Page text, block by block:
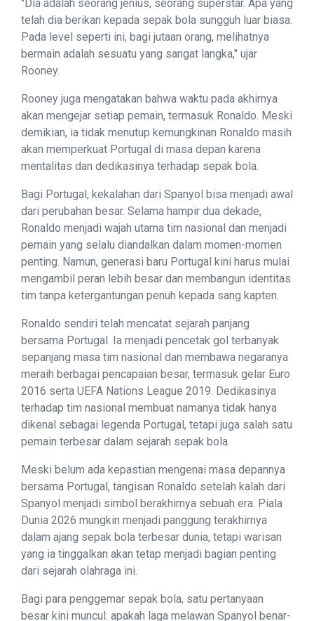
"Dia adalah seorang jenius, seorang superstar. Apa yang
telah dia berikan kepada sepak bola sungguh luar biasa.
Pada level seperti ini, bagi jutaan orang, melihatnya
bermain adalah sesuatu yang sangat langka," ujar
Rooney.
Rooney juga mengatakan bahwa waktu pada akhirnya
akan mengejar setiap pemain, termasuk Ronaldo. Meski
demikian, ia tidak menutup kemungkinan Ronaldo masih
akan memperkuat Portugal di masa depan karena
mentalitas dan dedikasinya terhadap sepak bola.
Bagi Portugal, kekalahan dari Spanyol bisa menjadi awal
dari perubahan besar. Selama hampir dua dekade,
Ronaldo menjadi wajah utama tim nasional dan menjadi
pemain yang selalu diandalkan dalam momen-momen
penting. Namun, generasi baru Portugal kini harus mulai
mengambil peran lebih besar dan membangun identitas
tim tanpa ketergantungan penuh kepada sang kapten.
Ronaldo sendiri telah mencatat sejarah panjang
bersama Portugal. Ia menjadi pencetak gol terbanyak
sepanjang masa tim nasional dan membawa negaranya
meraih berbagai pencapaian besar, termasuk gelar Euro
2016 serta UEFA Nations League 2019. Dedikasinya
terhadap tim nasional membuat namanya tidak hanya
dikenal sebagai legenda Portugal, tetapi juga salah satu
pemain terbesar dalam sejarah sepak bola.
Meski belum ada kepastian mengenai masa depannya
bersama Portugal, tangisan Ronaldo setelah kalah dari
Spanyol menjadi simbol berakhirnya sebuah era. Piala
Dunia 2026 mungkin menjadi panggung terakhirnya
dalam ajang sepak bola terbesar dunia, tetapi warisan
yang ia tinggalkan akan tetap menjadi bagian penting
dari sejarah olahraga ini.
Bagi para penggemar sepak bola, satu pertanyaan
besar kini muncul: apakah laga melawan Spanyol benar-